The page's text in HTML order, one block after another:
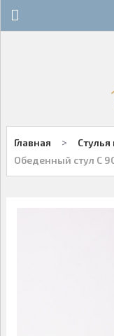
ОБЕДЕННЫЕ
СТУЛЬЯ НА
ДЕРЕВЯННЫЕ
Главная >
Обеденный стул С